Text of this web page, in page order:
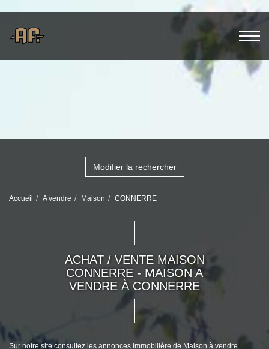
Modifier la rechercher
Accueil A vendre Maison CONNERRE
ACHAT / VENTE MAISON
CONNERRE - MAISON A
VENDRE À CONNERRE
Sur notre site consultez les annonces immobilière de Maison à vendre